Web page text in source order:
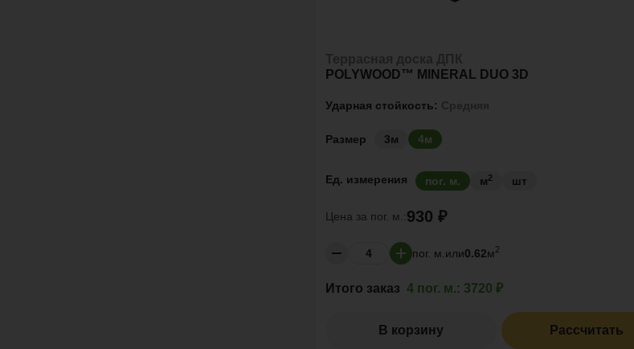
POLYWOOD™ MINERAL DUO 3D
Ударная стойкость:
Размер 3м 4м
Ед. измерения пог. м. м2 шт
Цена за пог. м.:930 ₽
пог. м. или0.62м2
Итого заказ 4 пог. м.: 3720 ₽
В корзину Рассчитать